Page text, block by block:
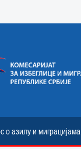
о азилу и миграцијама